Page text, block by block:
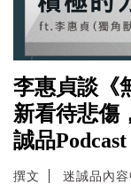
李惠貞談《
新看待悲傷
誠品Podcast
撰文 迷誠品內